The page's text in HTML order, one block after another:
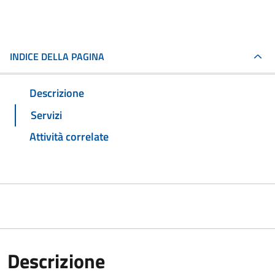
INDICE DELLA PAGINA
Descrizione
Servizi
Attività correlate
Descrizione